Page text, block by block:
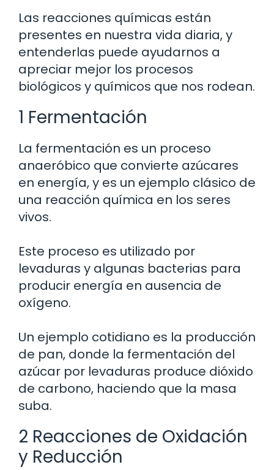
Las reacciones químicas están
presentes en nuestra vida diaria, y
entenderlas puede ayudarnos a
apreciar mejor los procesos
biológicos y químicos que nos rodean.
1 Fermentación
La fermentación es un proceso
anaeróbico que convierte azúcares
en energía, y es un ejemplo clásico de
una reacción química en los seres
vivos.
Este proceso es utilizado por
levaduras y algunas bacterias para
producir energía en ausencia de
oxígeno.
Un ejemplo cotidiano es la producción
de pan, donde la fermentación del
azúcar por levaduras produce dióxido
de carbono, haciendo que la masa
suba.
2 Reacciones de Oxidación
y Reducción